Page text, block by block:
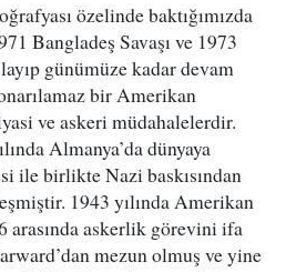
özelinde baktığımızda
Bangladeş Savaşı ve 1973
günümüze kadar devam
bir Amerikan
ve askeri müdahalelerdir.
Almanya’da dünyaya
ile birlikte Nazi baskısından
1943 yılında Amerikan
arasında askerlik görevini ifa
mezun olmuş ve yine